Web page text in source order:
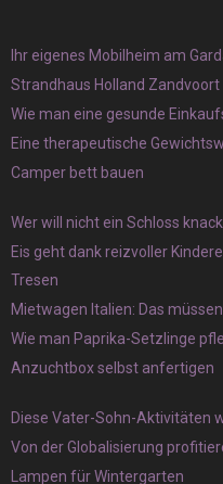
Ihr eigenes Mobilheim am
Strandhaus Holland Zandvoort
Wie man eine gesunde
Eine therapeutische
Camper bett bauen
Wer will nicht ein Schloss
Eis geht dank reizvoller
Tresen
Mietwagen Italien: Das
Wie man Paprika-Setzlinge
Anzuchtbox selbst anfertigen
Diese Vater-Sohn-Aktivitäten
Von der Globalisierung
Lampen für Wintergarten